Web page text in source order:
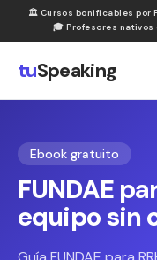
🏛 Cursos bonificables por
🎓 Profesores nativos
tuSpeaking
Ebook gratuito
FUNDAE
equipo sin